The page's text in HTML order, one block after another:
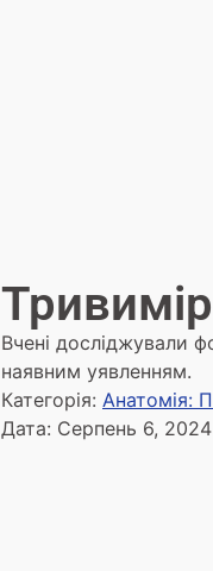
Вчені досліджували
наявним уявленням.
Категорія: Анатомія:
Дата: Серпень 6, 2024